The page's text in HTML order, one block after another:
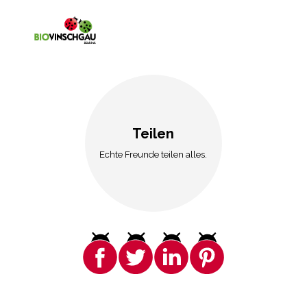
Teilen
Echte Freunde teilen alles.